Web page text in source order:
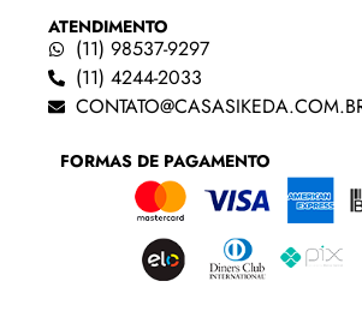
ATENDIMENTO
(11) 98537-9297
(11) 4244-2033
FORMAS DE PAGAMENTO